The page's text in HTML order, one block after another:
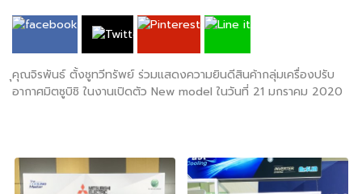
ุคุณจิรพันธ์​ ตั้งชูทวีทรัพย์​ ร่วมแสดงความยินดีสินค้ากลุ่มเครื่องปรับ​
อากาศ​มิตซู​บิชิ ในงานเปิดตัว​ New​ model ในวันที่ 21 มกราคม 2020